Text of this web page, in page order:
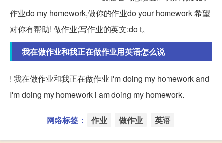
作业do my homework,做你的作业do your homework 希望
对你有帮助! 做作业;写作业的英文:do t。
我在做作业和我正在做作业用英语怎么说
! 我在做作业和我正在做作业 I'm doing my homework and
I'm doing my homework i am doing my homework.
网络标签： 作业 做作业 英语